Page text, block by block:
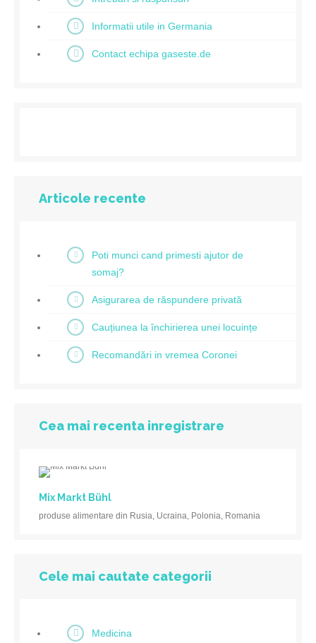
Informatii utile in Germania
Contact echipa gaseste.de
Articole recente
Poti munci cand primesti ajutor de
somaj?
Asigurarea de răspundere privată
Cauțiunea la închirierea unei locuințe
Recomandări in vremea Coronei
Cea mai recenta inregistrare
Mix Markt Bühl
produse alimentare din Rusia, Ucraina, Polonia, Romania
Cele mai cautate categorii
Medicina